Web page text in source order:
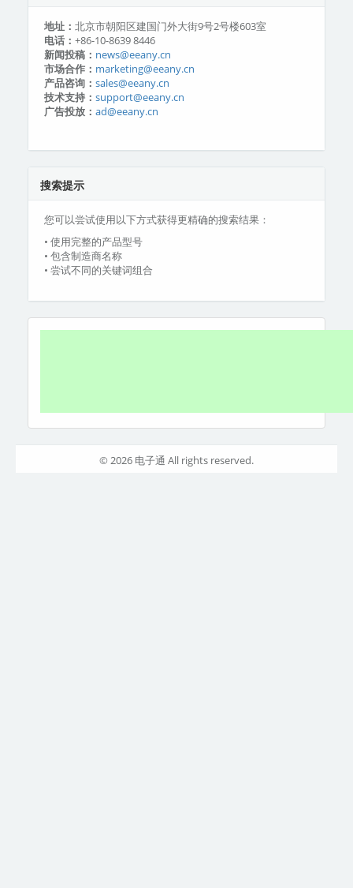
地址： 北京市朝阳区建国门外大街9号2号楼603室
电话： +86-10-8639 8446
新闻投稿： news@eeany.cn
市场合作： marketing@eeany.cn
产品咨询： sales@eeany.cn
技术支持： support@eeany.cn
广告投放： ad@eeany.cn
搜索提示
您可以尝试使用以下方式获得更精确的搜索结果：
• 使用完整的产品型号
• 包含制造商名称
• 尝试不同的关键词组合
© 2026 电子通 All rights reserved.